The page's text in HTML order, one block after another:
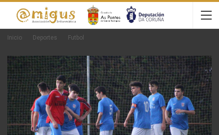
Inicio Deportes Futbol